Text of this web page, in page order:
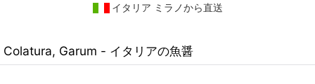
イタリア ミラノから直送
Colatura, Garum - イタリアの魚醤